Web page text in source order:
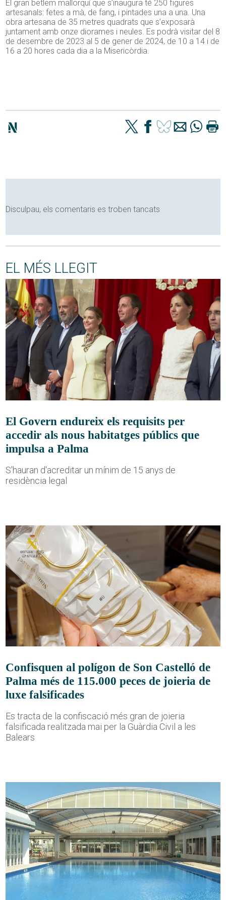
El gran betlem mallorquí que s’inaugura té 250 figures
artesanals: fetes a mà, de fang, i pintades una a una. Una
obra artesana de 35 metres quadrats que s’exposarà
juntament amb onze diorames i neules. Es podrà visitar del 8
de desembre de 2023 al 5 de gener de 2024, de 10 a 14 i de
16 a 20 hores cada dia a la Misericòrdia.
Disculpau, els comentaris es troben tancats
EL MÉS LLEGIT
El Govern endureix els requisits per
accedir als nous habitatges públics que
impulsa a Palma
S'hauran d'acreditar un mínim de 15 anys de
residència legal
Confisquen al polígon de Son Castelló de
Palma més de 115.000 peces de joieria de
luxe falsificades
Es tracta de la confiscació més gran de joieria
falsificada realitzada mai per la Guàrdia Civil a les
Balears